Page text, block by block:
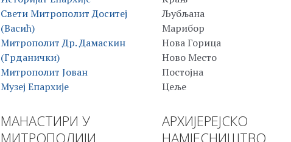
Свети Митрополит Доситеј
(Васић)
Митрополит Др. Дамаскин
(Грданички)
Митрополит Јован
Музеј Епархије
МАНАСТИРИ У
МИТРОПОЛИЈИ
Љубљана
Марибор
Нова Горица
Ново Место
Постојна
Цеље
АРХИЈЕРЕЈСКО
НАМЈЕСНИШТВО